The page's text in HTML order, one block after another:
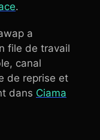
.
a
file de travail
canal
de reprise et
dans Ciama